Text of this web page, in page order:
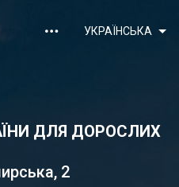
УКРАЇНСЬКА
ДЛЯ ДОРОСЛИХ
2